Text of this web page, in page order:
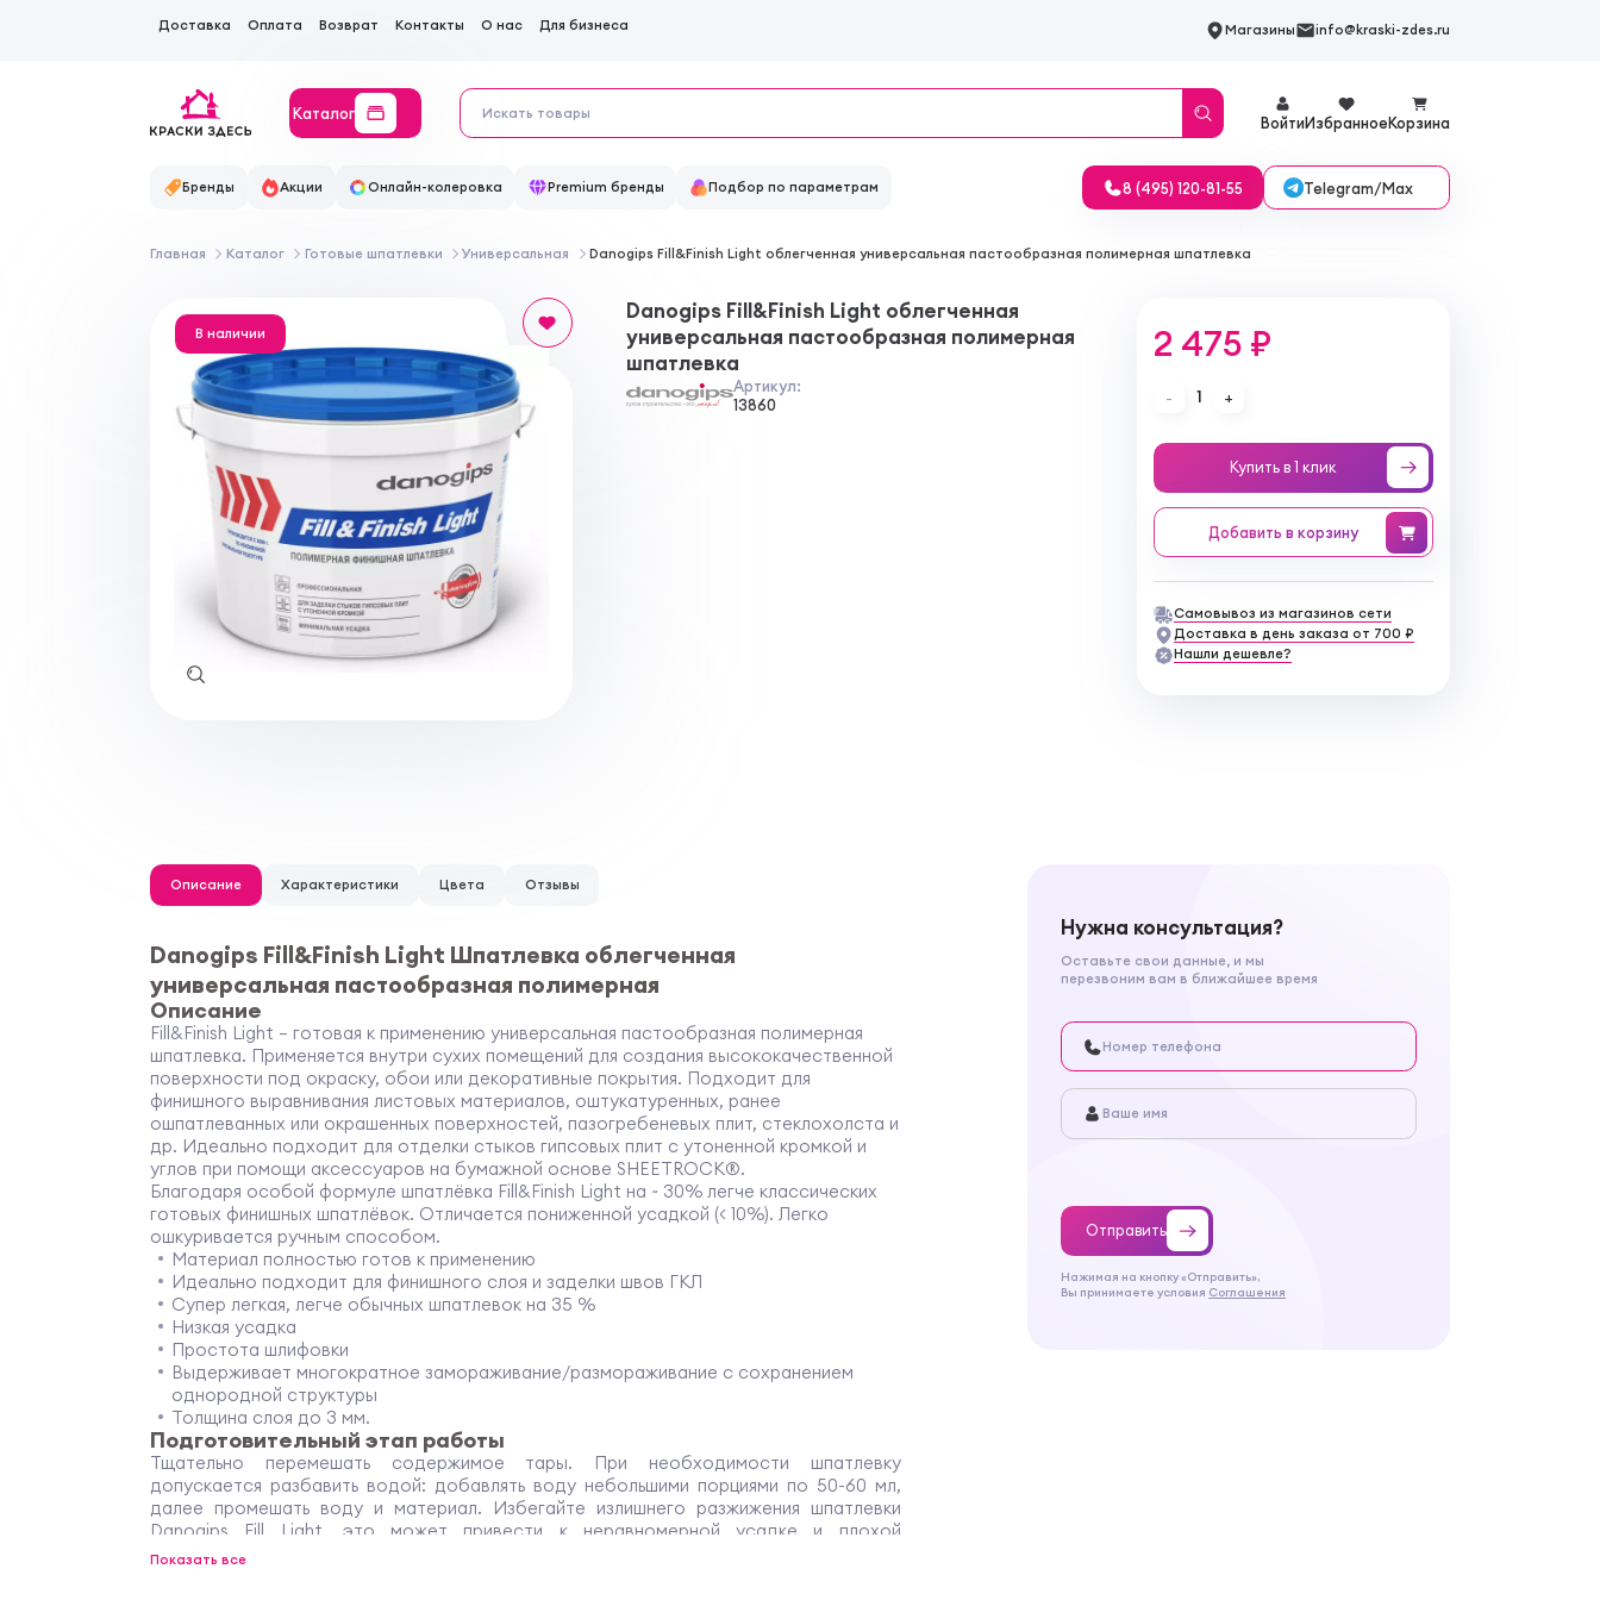
Доставка Оплата Возврат Контакты О нас Для бизнеса Магазины info@kraski-zdes.ru
Каталог
ВойтиИзбранноеКорзина
Бренды Акции Онлайн-колеровка Premium бренды Подбор по параметрам 8 (495) 120-81-55 Telegram/Max
Главная Каталог Готовые шпатлевки Универсальная Danogips Fill&Finish Light облегченная универсальная пастообразная полимерная шпатлевка
В наличии
Danogips Fill&Finish Light облегченная
универсальная пастообразная полимерная
шпатлевка
Артикул:
13860
2 475 ₽
- 1 +
Купить в 1 клик
Добавить в корзину
Самовывоз из магазинов сети
Доставка в день заказа от 700 ₽
Нашли дешевле?
Описание Характеристики Цвета Отзывы
Danogips Fill&Finish Light Шпатлевка облегченная
универсальная пастообразная полимерная
Описание
Fill&Finish Light — готовая к применению универсальная пастообразная полимерная
шпатлевка. Применяется внутри сухих помещений для создания высококачественной
поверхности под окраску, обои или декоративные покрытия. Подходит для
финишного выравнивания листовых материалов, оштукатуренных, ранее
ошпатлеванных или окрашенных поверхностей, пазогребеневых плит, стеклохолста и
др. Идеально подходит для отделки стыков гипсовых плит с утоненной кромкой и
углов при помощи аксессуаров на бумажной основе SHEETROCK®.
Благодаря особой формуле шпатлёвка Fill&Finish Light на ~ 30% легче классических
готовых финишных шпатлёвок. Отличается пониженной усадкой (< 10%). Легко
ошкуривается ручным способом.
Материал полностью готов к применению
Идеально подходит для финишного слоя и заделки швов ГКЛ
Супер легкая, легче обычных шпатлевок на 35 %
Низкая усадка
Простота шлифовки
Выдерживает многократное замораживание/размораживание с сохранением
однородной структуры
Толщина слоя до 3 мм.
Подготовительный этап работы
Тщательно перемешать содержимое тары. При необходимости шпатлевку
допускается разбавить водой: добавлять воду небольшими порциями по 50-60 мл,
далее промешать воду и материал. Избегайте излишнего разжижения шпатлевки
Danogips Fill Light, это может привести к неравномерной усадке и плохой
сцепляемостью с основанием.
Показать все
Нужна консультация?
Оставьте свои данные, и мы
перезвоним вам в ближайшее время
Отправить
Нажимая на кнопку «Отправить»,
Вы принимаете условия Соглашения